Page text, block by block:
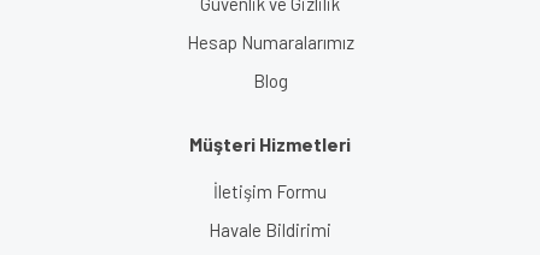
Hesap Numaralarımız
Blog
Müşteri Hizmetleri
İletişim Formu
Havale Bildirimi